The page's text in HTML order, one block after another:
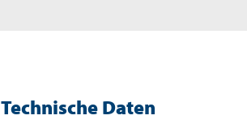
Technische Daten